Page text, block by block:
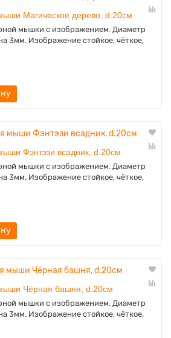
Магическое дерево, d.20см
мышки с изображением. Диаметр
3мм. Изображение стойкое, чёткое,
Фэнтэзи всадник, d.20см
мышки с изображением. Диаметр
3мм. Изображение стойкое, чёткое,
Чёрная башня, d.20см
мышки с изображением. Диаметр
3мм. Изображение стойкое, чёткое,